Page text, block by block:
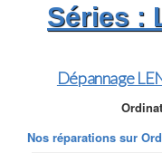
Séries :
Dépannage
Nos réparations sur